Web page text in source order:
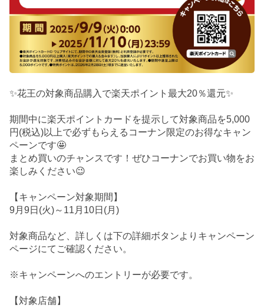
✨花王の対象商品購入で楽天ポイント最大20％還元✨
期間中に楽天ポイントカードを提示して対象商品を5,000
円(税込)以上で必ずもらえるコーナン限定のお得なキャン
ペーンです🤩
まとめ買いのチャンスです！ぜひコーナンでお買い物をお
楽しみください😉
【キャンペーン対象期間】
9月9日(火)～11月10日(月)
対象商品など、詳しくは下の詳細ボタンよりキャンペーン
ページにてご確認ください。
※キャンペーンへのエントリーが必要です。
【対象店舗】